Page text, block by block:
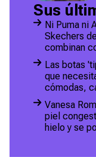
Sus
Ni Puma ni
Skechers
combinan
Las botas
que
cómodas,
Vanesa
piel
hielo y se